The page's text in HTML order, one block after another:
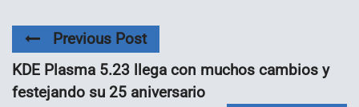
Previous Post
KDE Plasma 5.23 llega con muchos cambios y
festejando su 25 aniversario